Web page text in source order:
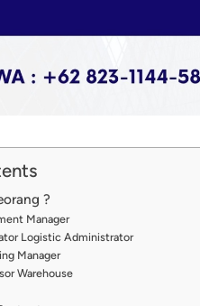
?
Manager
Logistic Administrator
Manager
Warehouse